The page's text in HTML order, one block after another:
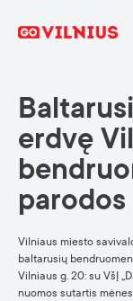
erdvę
parodos
Vilniaus miesto
baltarusių
Vilniaus g. 20: su VšĮ
nuomos sutartis